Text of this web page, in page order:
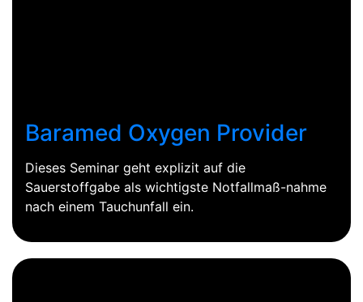
Baramed Oxygen Provider
Dieses Seminar geht explizit auf die
Sauerstoffgabe als wichtigste Notfallmaß-nahme
nach einem Tauchunfall ein.